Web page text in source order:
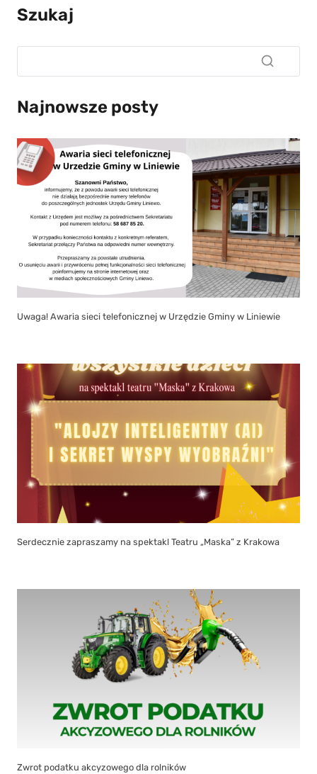
Szukaj
Najnowsze posty
Uwaga! Awaria sieci telefonicznej w Urzędzie Gminy w Liniewie
Serdecznie zapraszamy na spektakl Teatru „Maska” z Krakowa
Zwrot podatku akcyzowego dla rolników